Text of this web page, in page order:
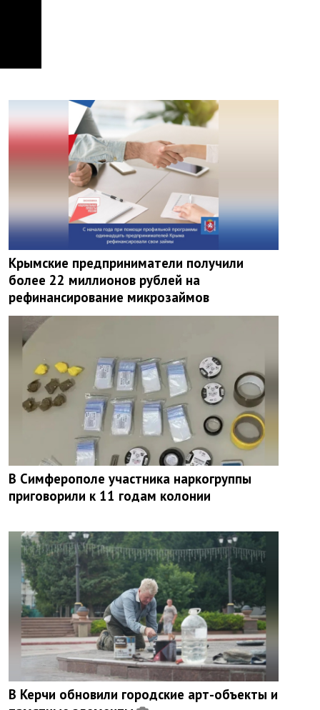
Крымские предприниматели получили
более 22 миллионов рублей на
рефинансирование микрозаймов
В Симферополе участника наркогруппы
приговорили к 11 годам колонии
В Керчи обновили городские арт-объекты и